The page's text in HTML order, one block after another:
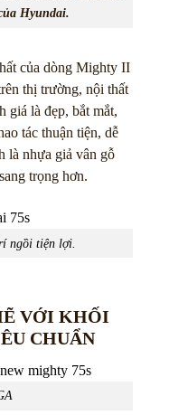
Hyundai.
của dòng Mighty II
thị trường, nội thất
giá là đẹp, bắt mắt,
tác thuận tiện, dễ
là nhựa giả vân gỗ
trọng hơn.
ngồi tiện lợi.
VỚI KHỐI
CHUẨN